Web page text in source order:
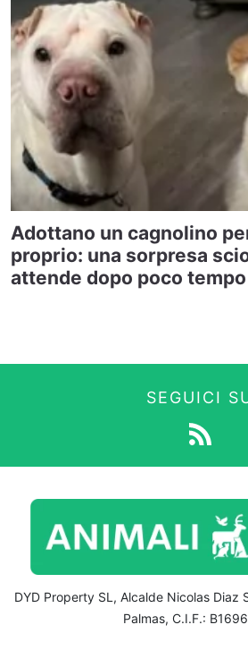
Adottano un cagnolino
proprio: una sorpresa
attende dopo poco tempo
SEGUICI
DYD Property SL, Alcalde Nicolas Diaz
Palmas, C.I.F.: